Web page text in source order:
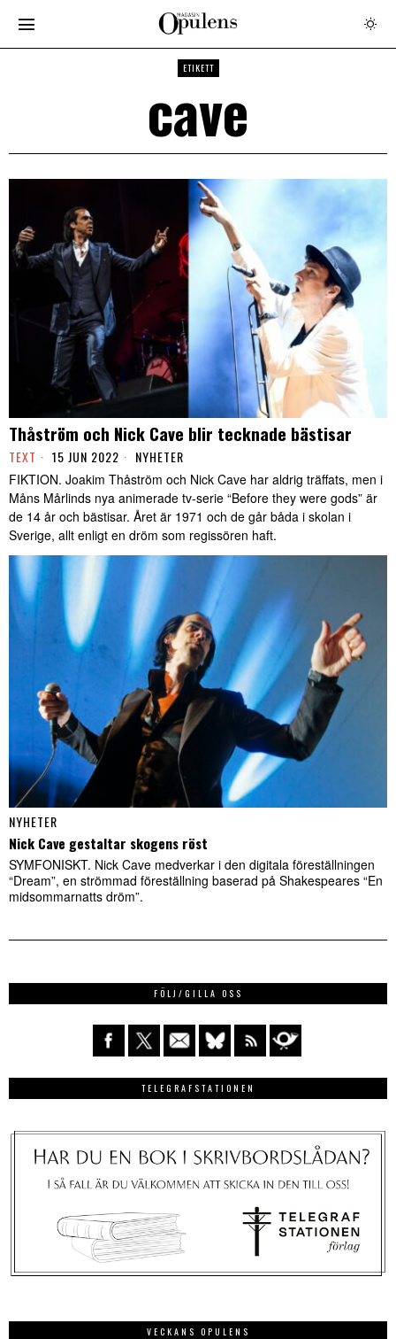
ETIKETT
cave
Thåström och Nick Cave blir tecknade bästisar
TEXT 15 JUN 2022 NYHETER
FIKTION. Joakim Thåström och Nick Cave har aldrig träffats, men i
Måns Mårlinds nya animerade tv-serie “Before they were gods” är
de 14 år och bästisar. Året är 1971 och de går båda i skolan i
Sverige, allt enligt en dröm som regissören haft.
NYHETER
Nick Cave gestaltar skogens röst
SYMFONISKT. Nick Cave medverkar i den digitala föreställningen
“Dream”, en strömmad föreställning baserad på Shakespeares “En
midsommarnatts dröm”.
FÖLJ/GILLA OSS
TELEGRAFSTATIONEN
VECKANS OPULENS